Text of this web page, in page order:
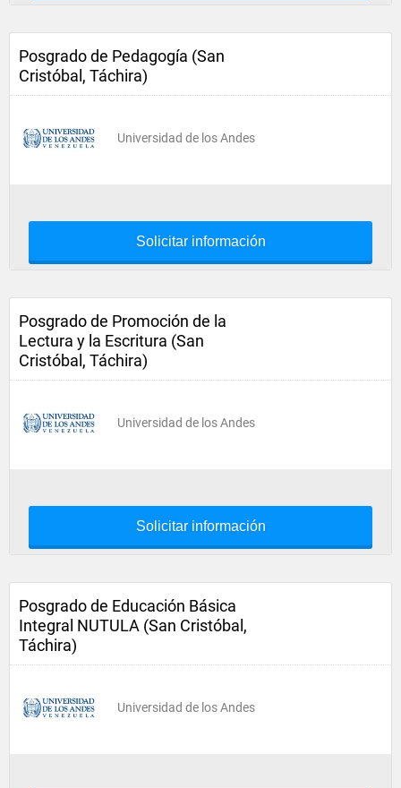
Posgrado de Pedagogía (San
Cristóbal, Táchira)
Universidad de los Andes
Solicitar información
Posgrado de Promoción de la
Lectura y la Escritura (San
Cristóbal, Táchira)
Universidad de los Andes
Solicitar información
Posgrado de Educación Básica
Integral NUTULA (San Cristóbal,
Táchira)
Universidad de los Andes